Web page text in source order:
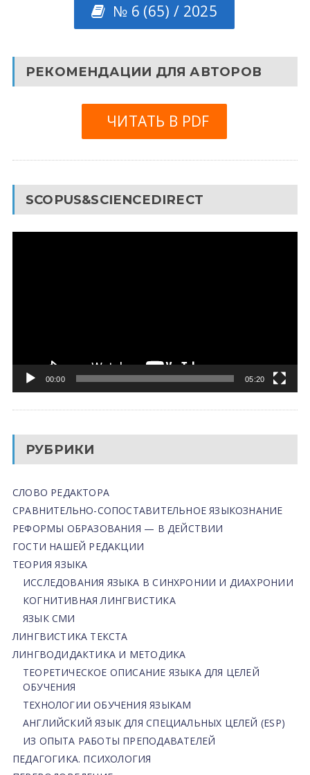
№ 6 (65) / 2025
РЕКОМЕНДАЦИИ ДЛЯ АВТОРОВ
ЧИТАТЬ В PDF
SCOPUS&SCIENCEDIRECT
00:00 05:20
РУБРИКИ
СЛОВО РЕДАКТОРА
СРАВНИТЕЛЬНО-СОПОСТАВИТЕЛЬНОЕ ЯЗЫКОЗНАНИЕ
РЕФОРМЫ ОБРАЗОВАНИЯ — В ДЕЙСТВИИ
ГОСТИ НАШЕЙ РЕДАКЦИИ
ТЕОРИЯ ЯЗЫКА
ИССЛЕДОВАНИЯ ЯЗЫКА В СИНХРОНИИ И ДИАХРОНИИ
КОГНИТИВНАЯ ЛИНГВИСТИКА
ЯЗЫК СМИ
ЛИНГВИСТИКА ТЕКСТА
ЛИНГВОДИДАКТИКА И МЕТОДИКА
ТЕОРЕТИЧЕСКОЕ ОПИСАНИЕ ЯЗЫКА ДЛЯ ЦЕЛЕЙ
ОБУЧЕНИЯ
ТЕХНОЛОГИИ ОБУЧЕНИЯ ЯЗЫКАМ
АНГЛИЙСКИЙ ЯЗЫК ДЛЯ СПЕЦИАЛЬНЫХ ЦЕЛЕЙ (ESP)
ИЗ ОПЫТА РАБОТЫ ПРЕПОДАВАТЕЛЕЙ
ПЕДАГОГИКА. ПСИХОЛОГИЯ